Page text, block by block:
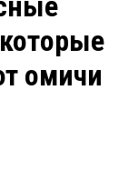
омичи